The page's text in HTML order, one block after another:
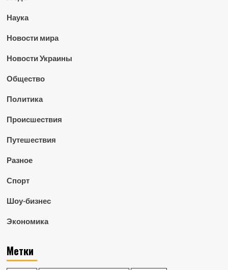
Наука
Новости мира
Новости Украины
Общество
Политика
Происшествия
Путешествия
Разное
Спорт
Шоу-бизнес
Экономика
Метки